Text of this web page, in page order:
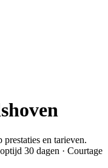
en tarieven.
30 dagen · Courtage